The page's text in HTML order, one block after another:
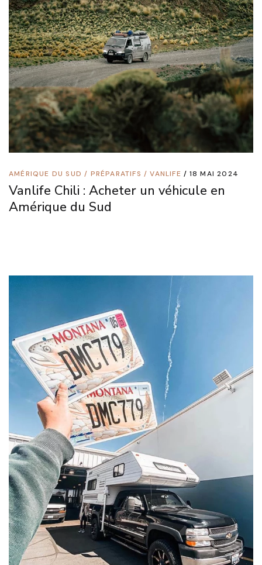
AMÉRIQUE DU SUD / PRÉPARATIFS /VANLIFE 18 MAI 2024
Vanlife Chili : Acheter un véhicule en
Amérique du Sud